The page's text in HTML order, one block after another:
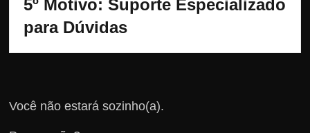
5º Motivo: Suporte Especializado
para Dúvidas
Você não estará sozinho(a).